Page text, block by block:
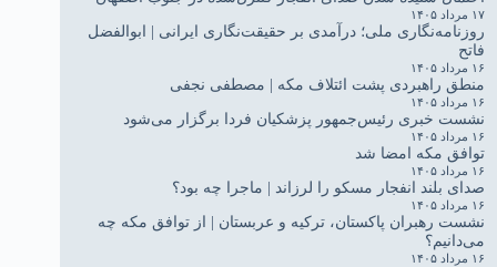
۱۷ مرداد ۱۴۰۵
روزنامه‌نگاری ملی؛ درآمدی بر حقیقت‌نگاری ایرانی | ابوالفضل
فاتح
۱۶ مرداد ۱۴۰۵
منطق راهبردی پشت ائتلاف مکه | مصطفی نجفی
۱۶ مرداد ۱۴۰۵
نشست خبری رئیس‌جمهور پزشکیان فردا برگزار می‌شود
۱۶ مرداد ۱۴۰۵
توافق مکه امضا شد
۱۶ مرداد ۱۴۰۵
صدای بلند انفجار مسکو را لرزاند | ماجرا چه بود؟
۱۶ مرداد ۱۴۰۵
نشست رهبران پاکستان، ترکیه و عربستان | از توافق مکه چه
می‌دانیم؟
۱۶ مرداد ۱۴۰۵